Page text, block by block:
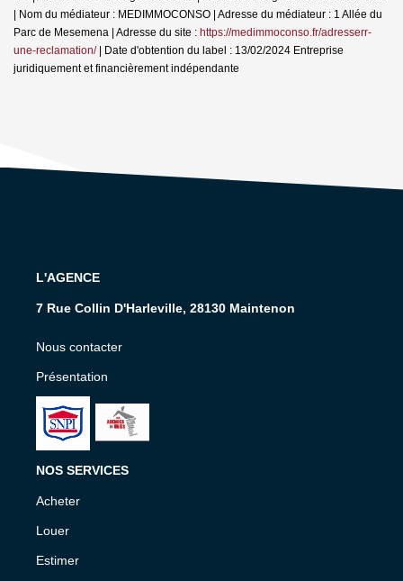
| Nom du médiateur : MEDIMMOCONSO | Adresse du médiateur : 1 Allée du
Parc de Mesemena | Adresse du site : https://medimmoconso.fr/adresserr-
une-reclamation/| Date d'obtention du label : 13/02/2024 Entreprise
juridiquement et financièrement indépendante
L'AGENCE
7 Rue Collin D'Harleville, 28130 Maintenon
Nous contacter
Présentation
NOS SERVICES
Acheter
Louer
Estimer